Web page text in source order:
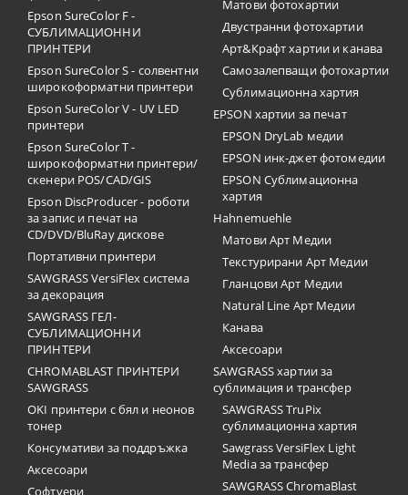
Epson SureColor F -
СУБЛИМАЦИОННИ
ПРИНТЕРИ
Epson SureColor S - солвентни
широкоформатни принтери
Epson SureColor V - UV LED
принтери
Epson SureColor T -
широкоформатни принтери/
скенери POS/CAD/GIS
Epson DiscProducer - роботи
за запис и печат на
CD/DVD/BluRay дискове
Портативни принтери
SAWGRASS VersiFlex система
за декорация
SAWGRASS ГЕЛ-
СУБЛИМАЦИОННИ
ПРИНТЕРИ
CHROMABLAST ПРИНТЕРИ
SAWGRASS
OKI принтери с бял и неонов
тонер
Консумативи за поддръжка
Аксесоари
Софтуери
Матови фотохартии
Двустранни фотохартии
Арт&Крафт хартии и канава
Самозалепващи фотохартии
Сублимационна хартия
EPSON хартии за печат
EPSON DryLab медии
EPSON инк-джет фотомедии
EPSON Сублимационна
хартия
Hahnemuehle
Матови Арт Медии
Текстурирани Арт Медии
Гланцови Арт Медии
Natural Line Арт Медии
Канава
Аксесоари
SAWGRASS хартии за
сублимация и трансфер
SAWGRASS TruPix
сублимационна хартия
Sawgrass VersiFlex Light
Media за трансфер
SAWGRASS ChromaBlast